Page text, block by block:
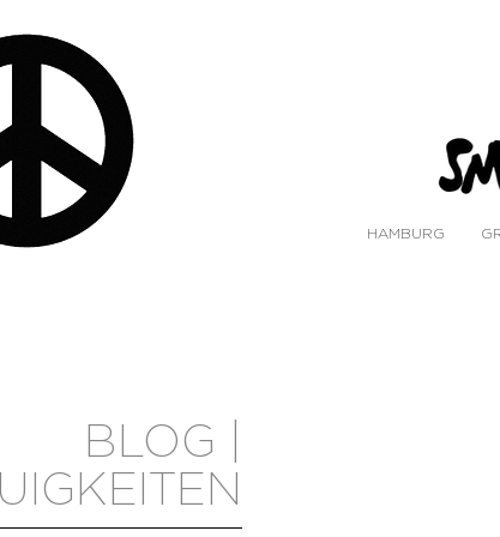
HAMBURG
BLOG |